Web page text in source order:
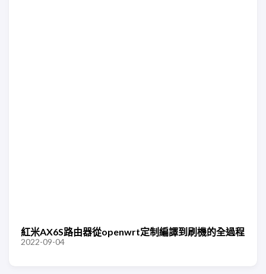
紅米AX6S路由器從openwrt定制編譯到刷機的全過程
2022-09-04